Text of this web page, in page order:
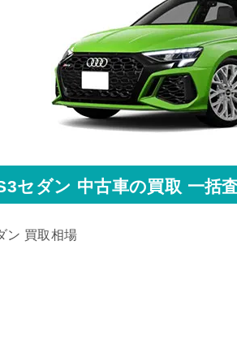
セダン 中古車の買取 一括
ン 買取相場